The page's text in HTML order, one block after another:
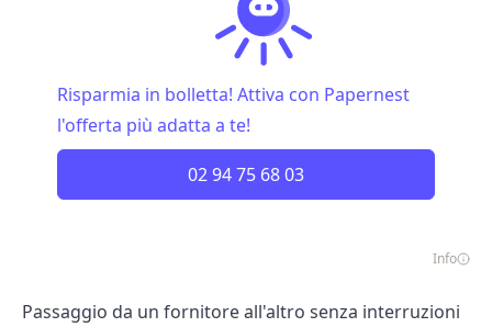
Risparmia in bolletta! Attiva con Papernest
l'offerta più adatta a te!
02 94 75 68 03
Info
Passaggio da un fornitore all'altro senza interruzioni